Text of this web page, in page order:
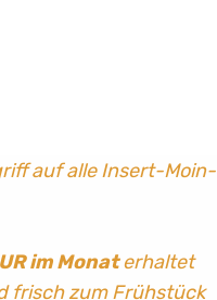
auf alle Insert-Moin-
im Monaterhaltet
frisch zum Frühstück